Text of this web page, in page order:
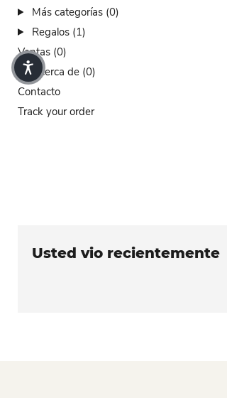
Más categorías (0)
Regalos (1)
Ventas (0)
Acerca de (0)
Contacto
Track your order
Usted vio recientemente